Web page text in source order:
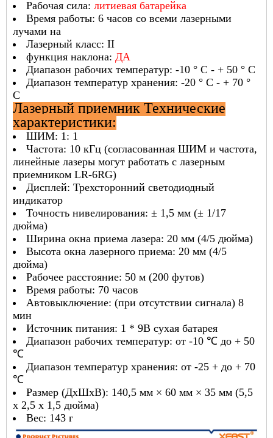
Рабочая сила: литиевая батарейка
Время работы: 6 часов со всеми лазерными
лучами на
Лазерный класс: II
функция наклона: ДА
Диапазон рабочих температур: -10 ° С - + 50 ° С
Диапазон температур хранения: -20 ° С - + 70 °
С
Лазерный приемник Технические
характеристики:
ШИМ: 1: 1
Частота: 10 кГц (согласованная ШИМ и частота,
линейные лазеры могут работать с лазерным
приемником LR-6RG)
Дисплей: Трехсторонний светодиодный
индикатор
Точность нивелирования: ± 1,5 мм (± 1/17
дюйма)
Ширина окна приема лазера: 20 мм (4/5 дюйма)
Высота окна лазерного приема: 20 мм (4/5
дюйма)
Рабочее расстояние: 50 м (200 футов)
Время работы: 70 часов
Автовыключение: (при отсутствии сигнала) 8
мин
Источник питания: 1 * 9В сухая батарея
Диапазон рабочих температур: от -10 ℃ до + 50
℃
Диапазон температур хранения: от -25 + до + 70
℃
Размер (ДхШхВ): 140,5 мм × 60 мм × 35 мм (5,5
x 2,5 x 1,5 дюйма)
Вес: 143 г